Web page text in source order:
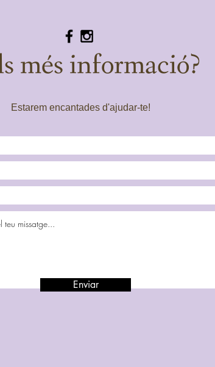
més informació?
Estarem encantades d'ajudar-te!
Enviar